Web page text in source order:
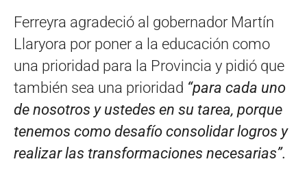
Ferreyra agradeció al gobernador Martín
Llaryora por poner a la educación como
una prioridad para la Provincia y pidió que
también sea una prioridad “para cada uno
de nosotros y ustedes en su tarea, porque
tenemos como desafío consolidar logros y
realizar las transformaciones necesarias”.